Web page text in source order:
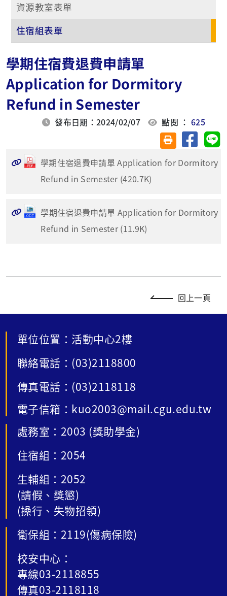
資源教室表單
住宿組表單
學期住宿費退費申請單
Application for Dormitory
Refund in Semester
發布日期：2024/02/07 點閱 ：625
友善列印(另開視
分享至
學期住宿退費申請單 Application for Dormitory
Refund in Semester (420.7K)
學期住宿退費申請單 Application for Dormitory
Refund in Semester (11.9K)
回上一頁
單位位置：活動中心2樓
聯絡電話：(03)2118800
傳真電話：(03)2118118
電子信箱：kuo2003@mail.cgu.edu.tw
處務室：2003 (獎助學金)
住宿組：2054
生輔組：2052
(請假、獎懲)
(操行、失物招領)
衛保組：2119(傷病保險)
校安中心：
專線03-2118855
傳真03-2118118